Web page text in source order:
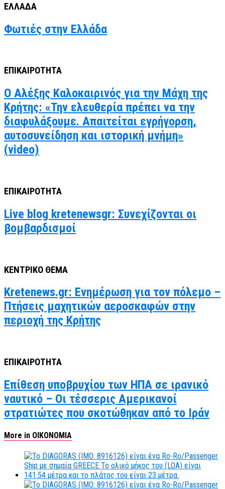
ΕΛΛΑΔΑ
Φωτιές στην Ελλάδα
ΕΠΙΚΑΙΡΟΤΗΤΑ
Ο Αλέξης Καλοκαιρινός για την Μάχη της
Κρήτης: «Την ελευθερία πρέπει να την
διαφυλάξουμε. Απαιτείται εγρήγορση,
αυτοσυνείδηση και ιστορική μνήμη»
(video)
ΕΠΙΚΑΙΡΟΤΗΤΑ
Live blog kretenewsgr: Συνεχίζονται οι
βομβαρδισμοί
ΚΕΝΤΡΙΚΟ ΘΕΜΑ
Kretenews.gr: Ενημέρωση για τον πόλεμο –
Πτήσεις μαχητικών αεροσκαφών στην
περιοχή της Κρήτης
ΕΠΙΚΑΙΡΟΤΗΤΑ
Επίθεση υποβρυχίου των ΗΠΑ σε ιρανικό
ναυτικό – Οι τέσσερις Αμερικανοί
στρατιώτες που σκοτώθηκαν από το Ιράν
More in ΟΙΚΟΝΟΜΙΑ